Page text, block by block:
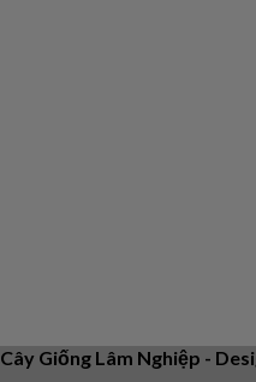
Cây Giống Lâm Nghiệp -